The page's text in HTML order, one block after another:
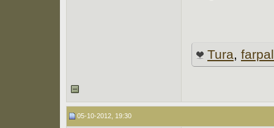
Tura,
05-10-2012, 19:30